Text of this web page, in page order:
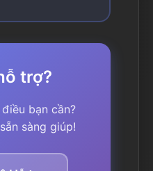
trợ?
bạn cần?
sàng giúp!